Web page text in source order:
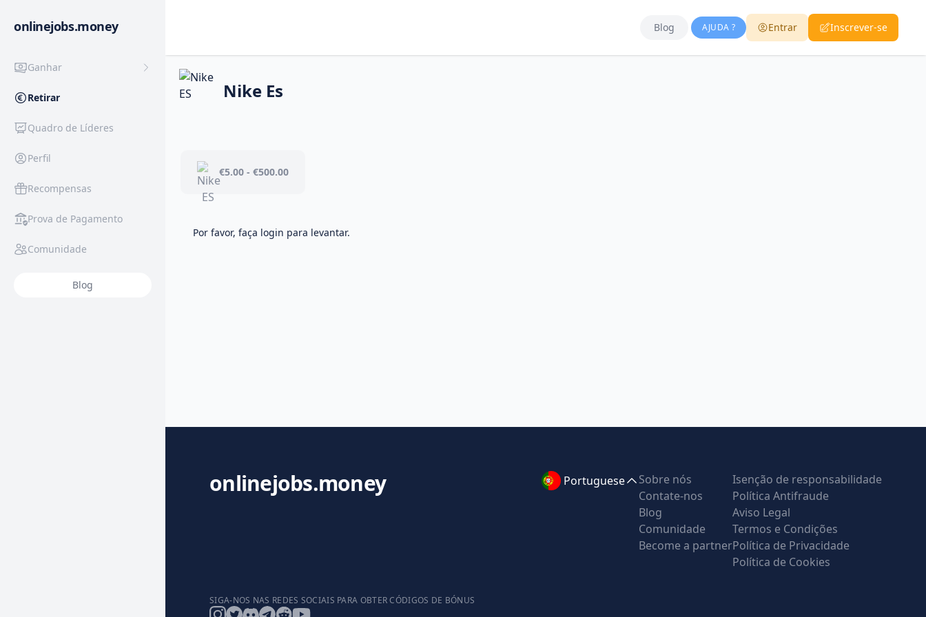
onlinejobs.money
Ganhar
Retirar
Quadro de Líderes
Perfil
Recompensas
Prova de Pagamento
Comunidade
Blog
Blog AJUDA ? Entrar Inscrever-se
Nike Es
€5.00 - €500.00
Por favor, faça login para levantar.
onlinejobs.money
SIGA-NOS NAS REDES SOCIAIS PARA OBTER CÓDIGOS DE BÓNUS
Portuguese
Sobre nós
Contate-nos
Blog
Comunidade
Become a partner
Isenção de responsabilidade
Política Antifraude
Aviso Legal
Termos e Condições
Política de Privacidade
Política de Cookies